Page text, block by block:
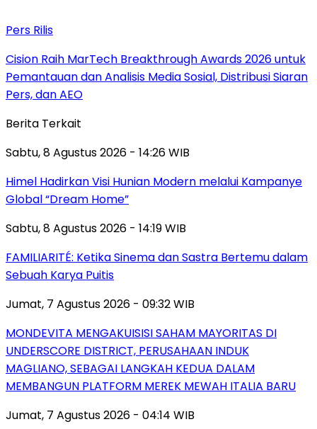
Pers Rilis
Cision Raih MarTech Breakthrough Awards 2026 untuk
Pemantauan dan Analisis Media Sosial, Distribusi Siaran
Pers, dan AEO
Berita Terkait
Sabtu, 8 Agustus 2026 - 14:26 WIB
Himel Hadirkan Visi Hunian Modern melalui Kampanye
Global “Dream Home”
Sabtu, 8 Agustus 2026 - 14:19 WIB
FAMILIARITÉ: Ketika Sinema dan Sastra Bertemu dalam
Sebuah Karya Puitis
Jumat, 7 Agustus 2026 - 09:32 WIB
MONDEVITA MENGAKUISISI SAHAM MAYORITAS DI
UNDERSCORE DISTRICT, PERUSAHAAN INDUK
MAGLIANO, SEBAGAI LANGKAH KEDUA DALAM
MEMBANGUN PLATFORM MEREK MEWAH ITALIA BARU
Jumat, 7 Agustus 2026 - 04:14 WIB